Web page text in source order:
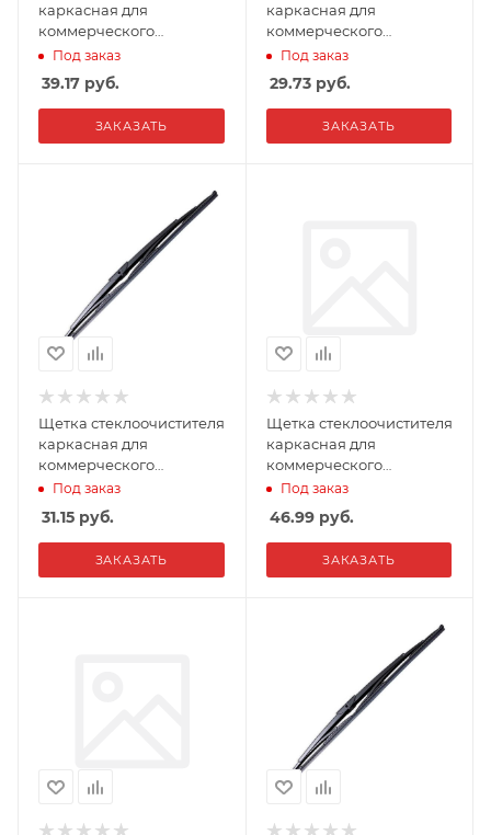
каркасная для
коммерческого
транспорта AVS BTW-70
Под заказ
39.17 руб.
ЗАКАЗАТЬ
каркасная для
коммерческого
транспорта AVS BTН-90
Под заказ
29.73руб.
ЗАКАЗАТЬ
Щетка стеклоочистителя
каркасная для
коммерческого
транспорта AVS BTН-100
Под заказ
31.15 руб.
ЗАКАЗАТЬ
Щетка стеклоочистителя
каркасная для
коммерческого
транспорта AVS BTS-80
Под заказ
46.99руб.
ЗАКАЗАТЬ